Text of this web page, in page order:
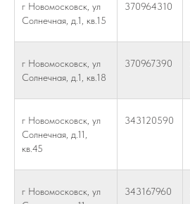
г Новомосковск, ул
Солнечная, д.1, кв.15
370964310
г Новомосковск, ул
Солнечная, д.1, кв.18
370967390
г Новомосковск, ул
Солнечная, д.11,
кв.45
343120590
г Новомосковск, ул
343167960